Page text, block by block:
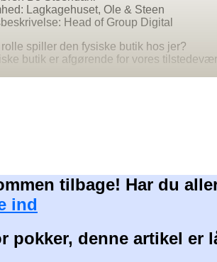
Lagkagehuset, Ole & Steen
Head of Group Digital
spiller den fysiske butik hos jer?
butik er afgørende for vores
tilbage! Har du
ind
pokker, denne artikel er